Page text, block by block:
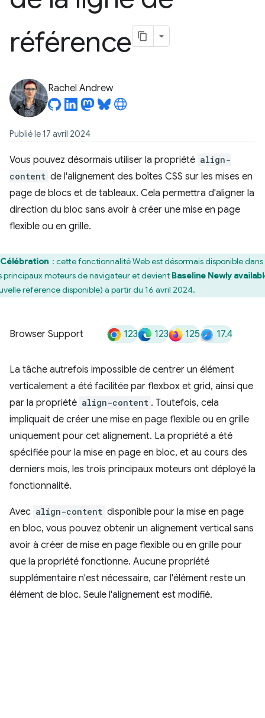
référence
Rachel Andrew
Publié le 17 avril 2024
Vous pouvez désormais utiliser la propriété align-
content de l'alignement des boîtes CSS sur les mises en
page de blocs et de tableaux. Cela permettra d'aligner la
direction du bloc sans avoir à créer une mise en page
flexible ou en grille.
Célébration : cette fonctionnalité Web est désormais disponible dans
principaux moteurs de navigateur et devient Baseline Newly
référence disponible) à partir du 16 avril 2024.
Browser Support 123 123 125 17.4
La tâche autrefois impossible de centrer un élément
verticalement a été facilitée par flexbox et grid, ainsi que
par la propriété align-content . Toutefois, cela
impliquait de créer une mise en page flexible ou en grille
uniquement pour cet alignement. La propriété a été
spécifiée pour la mise en page en bloc, et au cours des
derniers mois, les trois principaux moteurs ont déployé la
fonctionnalité.
Avec align-content disponible pour la mise en page
en bloc, vous pouvez obtenir un alignement vertical sans
avoir à créer de mise en page flexible ou en grille pour
que la propriété fonctionne. Aucune propriété
supplémentaire n'est nécessaire, car l'élément reste un
élément de bloc. Seule l'alignement est modifié.